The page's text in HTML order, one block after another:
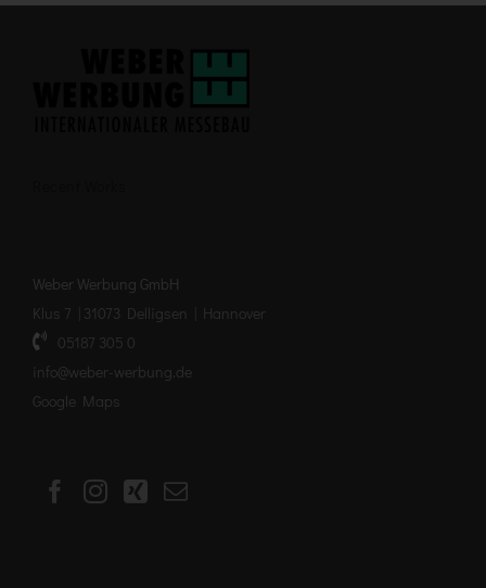
Weber Werbung GmbH
Klus 7 | 31073 Delligsen | Hannover
05187 305 0
info@weber-werbung.de
Google Maps